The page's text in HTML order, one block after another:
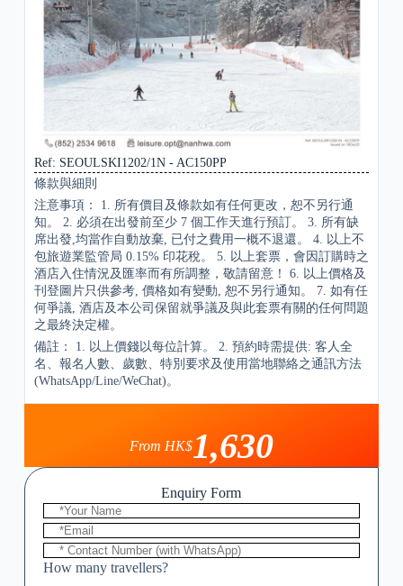
Ref: SEOULSKI1202/1N - AC150PP
條款與細則
注意事項： 1. 所有價目及條款如有任何更改，恕不另行通
知。 2. 必須在出發前至少 7 個工作天進行預訂。 3. 所有缺
席出發,均當作自動放棄, 已付之費用一概不退還。 4. 以上不
包旅遊業監管局 0.15% 印花稅。 5. 以上套票，會因訂購時之
酒店入住情況及匯率而有所調整，敬請留意！ 6. 以上價格及
刊登圖片只供參考, 價格如有變動, 恕不另行通知。 7. 如有任
何爭議, 酒店及本公司保留就爭議及與此套票有關的任何問題
之最終決定權。
備註： 1. 以上價錢以每位計算。 2. 預約時需提供: 客⼈全
名、報名⼈數、歲數、特別要求及使⽤當地聯絡之通訊方法
(WhatsApp/Line/WeChat)。
From HK$1,630
Enquiry Form
How many travellers?